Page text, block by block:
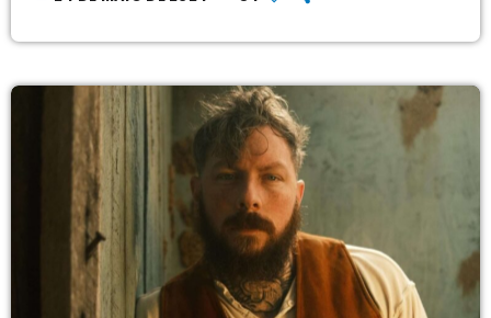
American Idol, Megan Danielle, em abril de 2024. A faixa